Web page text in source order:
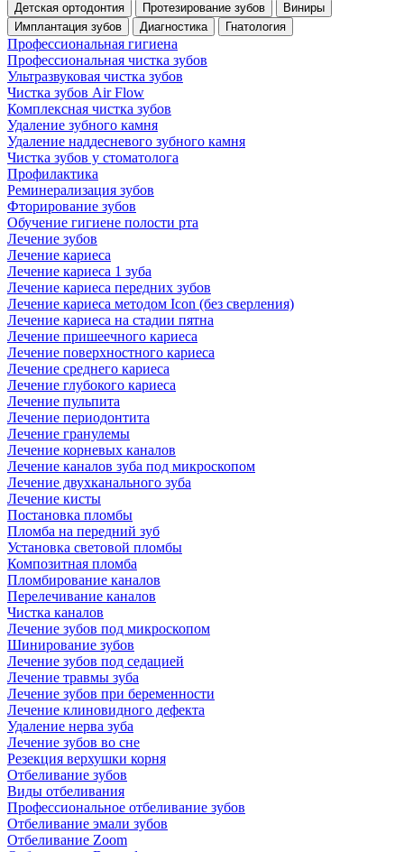
Детская ортодонтия
Протезирование зубов
Виниры
Имплантация зубов
Диагностика Гнатология
Профессиональная гигиена
Профессиональная чистка зубов
Ультразвуковая чистка зубов
Чистка зубов Air Flow
Комплексная чистка зубов
Удаление зубного камня
Удаление наддесневого зубного камня
Чистка зубов у стоматолога
Профилактика
Реминерализация зубов
Фторирование зубов
Обучение гигиене полости рта
Лечение зубов
Лечение кариеса
Лечение кариеса 1 зуба
Лечение кариеса передних зубов
Лечение кариеса методом Icon (без сверления)
Лечение кариеса на стадии пятна
Лечение пришеечного кариеса
Лечение поверхностного кариеса
Лечение среднего кариеса
Лечение глубокого кариеса
Лечение пульпита
Лечение периодонтита
Лечение гранулемы
Лечение корневых каналов
Лечение каналов зуба под микроскопом
Лечение двухканального зуба
Лечение кисты
Постановка пломбы
Пломба на передний зуб
Установка световой пломбы
Композитная пломба
Пломбирование каналов
Перелечивание каналов
Чистка каналов
Лечение зубов под микроскопом
Шинирование зубов
Лечение зубов под седацией
Лечение травмы зуба
Лечение зубов при беременности
Лечение клиновидного дефекта
Удаление нерва зуба
Лечение зубов во сне
Резекция верхушки корня
Отбеливание зубов
Виды отбеливания
Профессиональное отбеливание зубов
Отбеливание эмали зубов
Отбеливание Zoom